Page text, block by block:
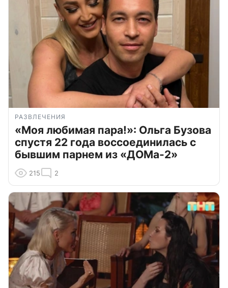
РАЗВЛЕЧЕНИЯ
«Моя любимая пара!»: Ольга Бузова
спустя 22 года воссоединилась с
бывшим парнем из «ДОМа-2»
215 2